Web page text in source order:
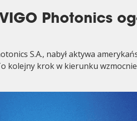
R&D projects
Infrared Detection
Dictionary
Photonics
S.A., nabył aktywa
kolejny krok w kierunku